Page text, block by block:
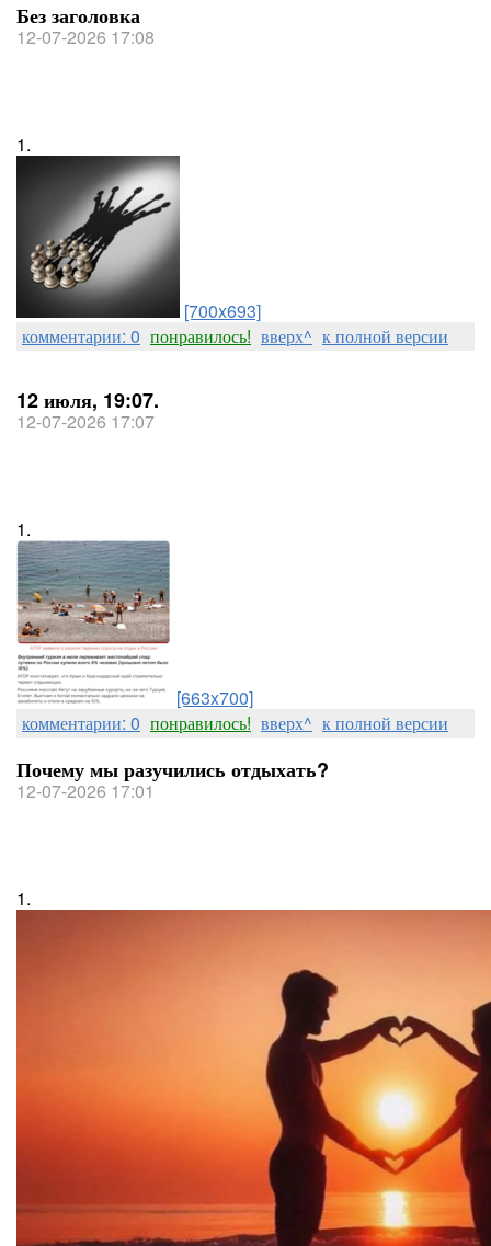
Без заголовка
12-07-2026 17:08
1.
[700x693]
комментарии: 0 понравилось! вверх^ к полной версии
12 июля, 19:07.
12-07-2026 17:07
1.
[663x700]
комментарии: 0 понравилось! вверх^ к полной версии
Почему мы разучились отдыхать?
12-07-2026 17:01
1.